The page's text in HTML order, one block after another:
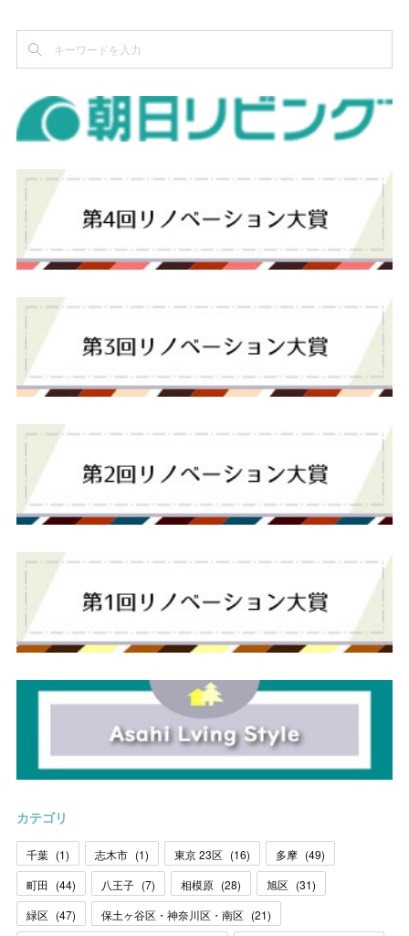
カテゴリ
千葉 (1) 志木市 (1) 東京 23区 (16) 多摩 (49)
町田 (44) 八王子 (7) 相模原 (28) 旭区 (31)
緑区 (47) 保土ヶ谷区・神奈川区・南区 (21)